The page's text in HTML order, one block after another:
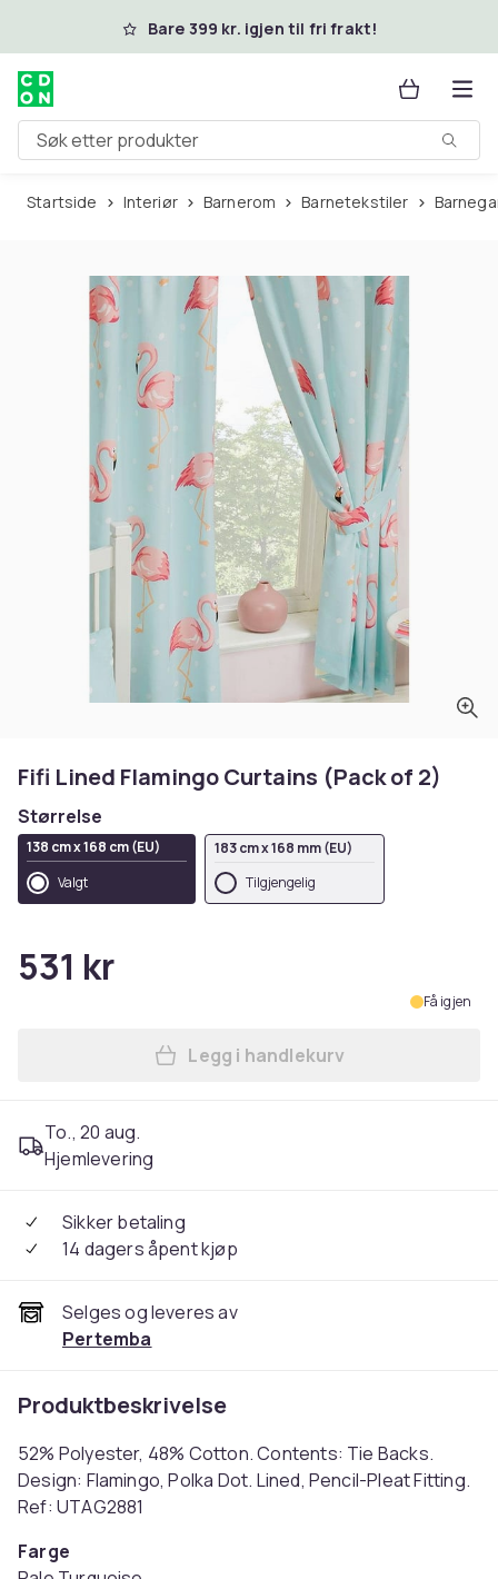
Hopp til hovedinnholdBare 399 kr. igjen til fri frakt!
Søk etter produkter
Startside Interiør Barnerom Barnetekstiler
Fifi Lined Flamingo Curtains (Pack of 2)
Størrelse
138 cm x 168 cm (EU)
Valgt
183 cm x 168 mm (EU)
Tilgjengelig
531 kr
Få igjen
Legg Fifi Lined Flamingo
Legg i handlekurv
To., 20 aug.
Hjemlevering
Sikker betaling
14 dagers åpent kjøp
Selges og leveres av
Pertemba
Produktbeskrivelse
52% Polyester, 48% Cotton. Contents: Tie Backs.
Design: Flamingo, Polka Dot. Lined, Pencil-Pleat Fitting.
Ref: UTAG2881
Farge